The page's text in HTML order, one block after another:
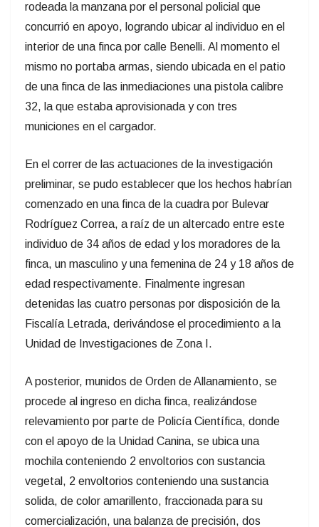
rodeada la manzana por el personal policial que
concurrió en apoyo, logrando ubicar al individuo en el
interior de una finca por calle Benelli. Al momento el
mismo no portaba armas, siendo ubicada en el patio
de una finca de las inmediaciones una pistola calibre
32, la que estaba aprovisionada y con tres
municiones en el cargador.
En el correr de las actuaciones de la investigación
preliminar, se pudo establecer que los hechos habrían
comenzado en una finca de la cuadra por Bulevar
Rodríguez Correa, a raíz de un altercado entre este
individuo de 34 años de edad y los moradores de la
finca, un masculino y una femenina de 24 y 18 años de
edad respectivamente. Finalmente ingresan
detenidas las cuatro personas por disposición de la
Fiscalía Letrada, derivándose el procedimiento a la
Unidad de Investigaciones de Zona I.
A posterior, munidos de Orden de Allanamiento, se
procede al ingreso en dicha finca, realizándose
relevamiento por parte de Policía Científica, donde
con el apoyo de la Unidad Canina, se ubica una
mochila conteniendo 2 envoltorios con sustancia
vegetal, 2 envoltorios conteniendo una sustancia
solida, de color amarillento, fraccionada para su
comercialización, una balanza de precisión, dos